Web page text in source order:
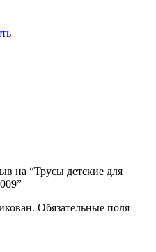
на “Трусы детские для
Обязательные поля